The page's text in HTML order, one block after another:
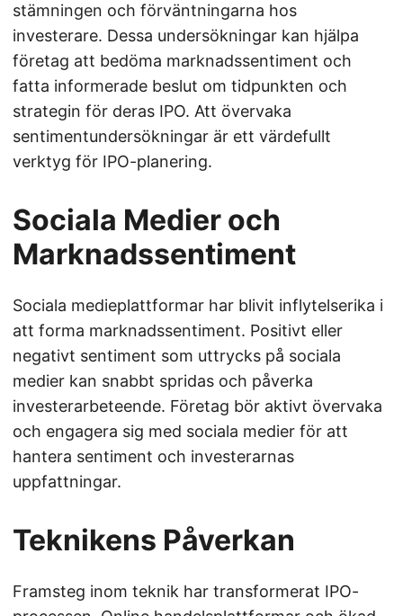
stämningen och förväntningarna hos
investerare. Dessa undersökningar kan hjälpa
företag att bedöma marknadssentiment och
fatta informerade beslut om tidpunkten och
strategin för deras IPO. Att övervaka
sentimentundersökningar är ett värdefullt
verktyg för IPO-planering.
Sociala Medier och
Marknadssentiment
Sociala medieplattformar har blivit inflytelserika i
att forma marknadssentiment. Positivt eller
negativt sentiment som uttrycks på sociala
medier kan snabbt spridas och påverka
investerarbeteende. Företag bör aktivt övervaka
och engagera sig med sociala medier för att
hantera sentiment och investerarnas
uppfattningar.
Teknikens Påverkan
Framsteg inom teknik har transformerat IPO-